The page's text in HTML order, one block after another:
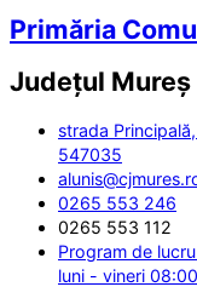
Primăria
Județul Mureș
strada
547035
0265 553 246
0265 553 112
Program de
luni - vineri